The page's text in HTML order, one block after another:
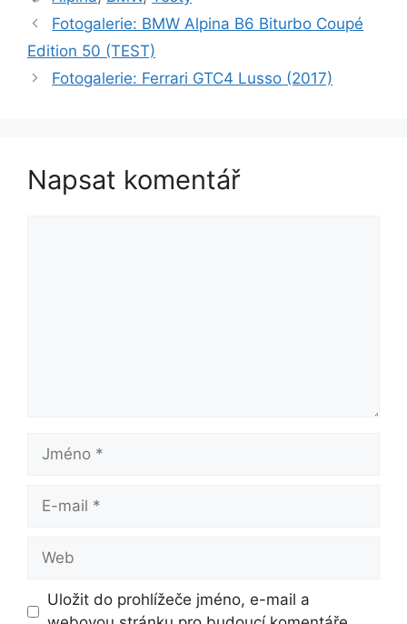
Fotogalerie: BMW Alpina B6 Biturbo Coupé
Edition 50 (TEST)
Fotogalerie: Ferrari GTC4 Lusso (2017)
Napsat komentář
Jméno
Web
Uložit do prohlížeče jméno, e-mail a